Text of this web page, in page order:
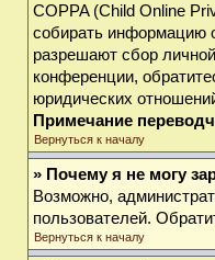
COPPA (Child Online
собирать информацию
разрешают сбор
конференции,
юридических
Примечание
Вернуться к началу
» Почему я не могу
Возможно,
пользователей.
Вернуться к началу